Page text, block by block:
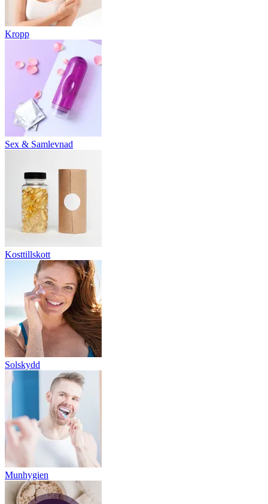
Kropp
Sex & Samlevnad
Kosttillskott
Solskydd
Munhygien